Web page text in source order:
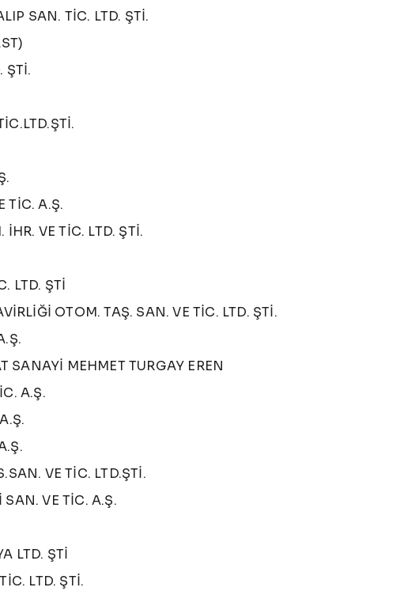
SAN. TİC. LTD. ŞTİ.
ŞTİ.
TİC. A.Ş.
İHR. VE TİC. LTD. ŞTİ.
LTD. ŞTİ
OTOM. TAŞ. SAN. VE TİC. LTD. ŞTİ.
SANAYİ MEHMET TURGAY EREN
A.Ş.
VE TİC. LTD.ŞTİ.
SAN. VE TİC. A.Ş.
LTD. ŞTİ
LTD. ŞTİ.